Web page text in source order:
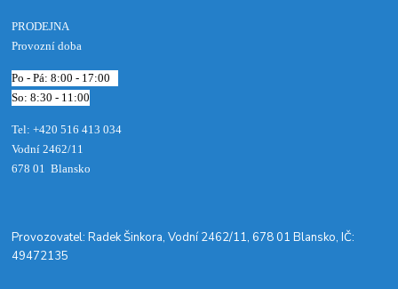
PRODEJNA
Provozní doba
Po - Pá: 8:00 - 17:00
So: 8:30 - 11:00
Tel: +420 516 413 034‬
Vodní 2462/11
678 01 Blansko
​Provozovatel: Radek Šinkora, Vodní 2462/11, 678 01 Blansko, IČ:
49472135